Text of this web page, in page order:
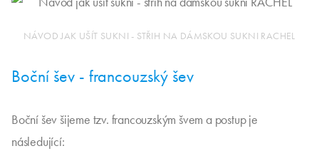
NÁVOD JAK UŠÍT SUKNI - STŘIH NA DÁMSKOU SUKNI RACHEL
Boční šev - francouzský šev
Boční šev šijeme tzv. francouzským švem a postup je
následující: